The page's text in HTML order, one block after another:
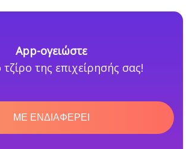
App-ογειώστε
της επιχείρησής σας!
ΜΕ ΕΝΔΙΑΦΕΡΕΙ